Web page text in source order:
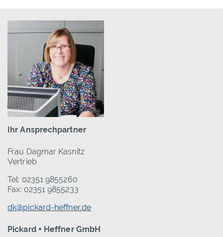
Ihr Ansprechpartner
Frau Dagmar Kasnitz
Vertrieb
Tel: 02351 9855260
Fax: 02351 9855233
dk@pickard-heffner.de
Pickard + Heffner GmbH